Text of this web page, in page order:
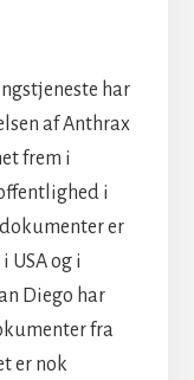
har
af Anthrax
frem i
i
er
USA og i
Diego har
fra
er nok